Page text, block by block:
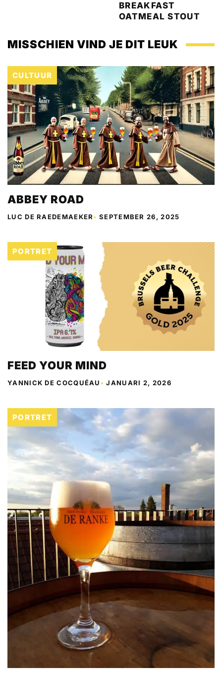
BREAKFAST
OATMEAL STOUT
MISSCHIEN VIND JE DIT LEUK
CULTUUR
ABBEY ROAD
LUC DE RAEDEMAEKER•SEPTEMBER 26, 2025
PORTRET
FEED YOUR MIND
YANNICK DE COCQUÉAU •JANUARI 2, 2026
PORTRET